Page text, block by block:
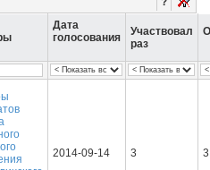
Дата
голосования
Участвовал
раз
2014-09-14 3 3